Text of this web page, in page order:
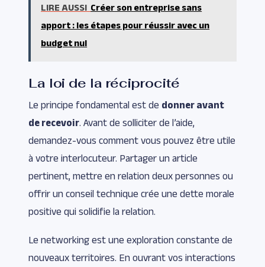
LIRE AUSSI Créer son entreprise sans
apport : les étapes pour réussir avec un
budget nul
La loi de la réciprocité
Le principe fondamental est de donner avant
de recevoir. Avant de solliciter de l’aide,
demandez-vous comment vous pouvez être utile
à votre interlocuteur. Partager un article
pertinent, mettre en relation deux personnes ou
offrir un conseil technique crée une dette morale
positive qui solidifie la relation.
Le networking est une exploration constante de
nouveaux territoires. En ouvrant vos interactions